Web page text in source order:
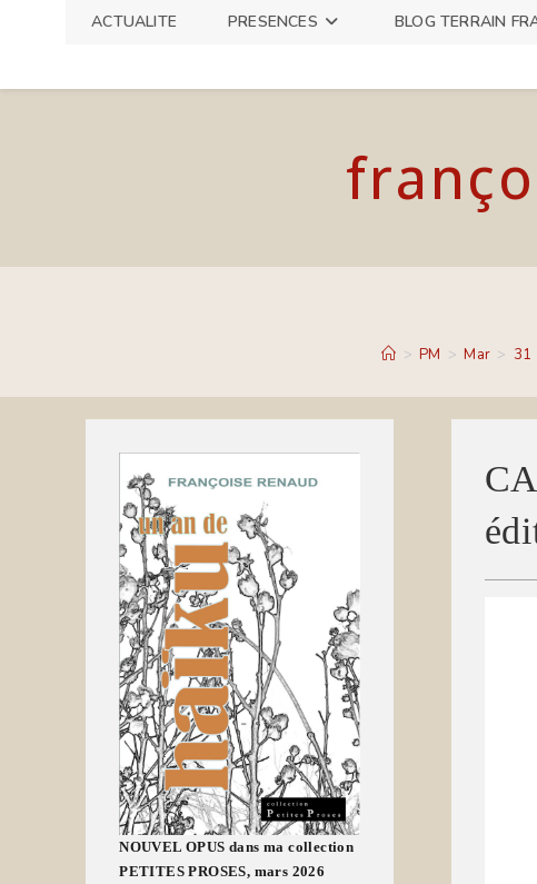
ACTUALITE PRESENCES BLOG TERRAIN
> PM > Mar > 31
NOUVEL OPUS dans ma collection
PETITES PROSES, mars 2026